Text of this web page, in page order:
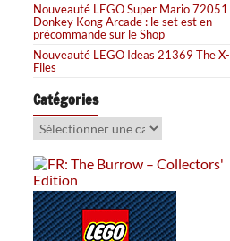
Nouveauté LEGO Super Mario 72051
Donkey Kong Arcade : le set est en
précommande sur le Shop
Nouveauté LEGO Ideas 21369 The X-
Files
Catégories
Catégories